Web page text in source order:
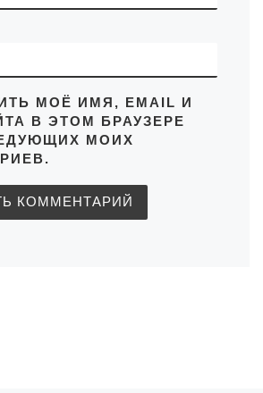
МОЁ ИМЯ, EMAIL И
В ЭТОМ БРАУЗЕРЕ
МОИХ